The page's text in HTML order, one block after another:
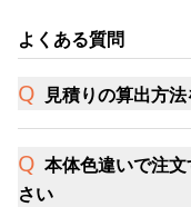
よくある質問
見積りの算出方
本体色違いで注
さい